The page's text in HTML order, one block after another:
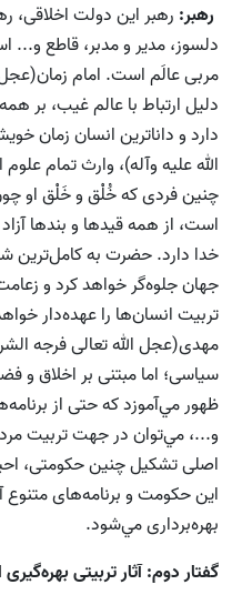
رهبر: رهبر اين دولت اخلاقى،
دلسوز، مدير و مدبر، قاطع و...
مربى عالَم است. امام زمان(عجل
دليل ارتباط با عالم غيب، بر
دارد و داناترين انسان زمان
الله علیه وآله)، وارث تمام
چنین فردى كه خُلْق و خَلْق او
است، از همه قيدها و بندها
خدا دارد. حضرت به كامل‌ترين
جهان جلوه‌گر خواهد كرد و
مهدى(عجل الله تعالی فرجه
سياسى؛ اما مبتنى بر اخلاق و
ظهور مي‌آموزد كه حتى از
و...، مي‌توان در جهت تربيت
اصلى تشكيل چنين حكومتى،
اين حكومت و برنامه‌هاى
بهره‌بردارى مي‌شود.
گفتار دوم: آثار تربیتی